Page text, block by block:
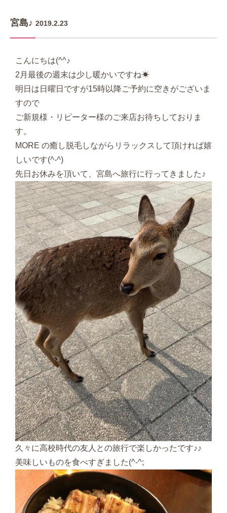
宮島♪ 2019.2.23
こんにちは(^^♪
2月最後の週末は少し暖かいですね☀
明日は日曜日ですが15時以降ご予約に空きがございま
すので
ご新規様・リピーター様のご来店お待ちしておりま
す。
MORE の癒し脱毛しながらリラックスして頂ければ嬉
しいです(^-^)
先日お休みを頂いて、宮島へ旅行に行ってきました♪
久々に高校時代の友人との旅行で楽しかったです♪♪
美味しいものを食べすぎました(^-^;